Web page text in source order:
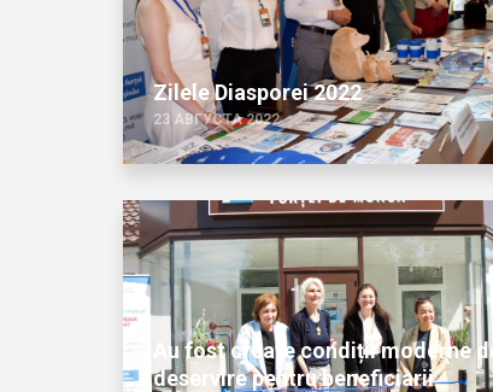
Zilele Diasporei 2022
23 АВГУСТА 2022
Au fost create condiții moderne de
deservire pentru beneficiarii